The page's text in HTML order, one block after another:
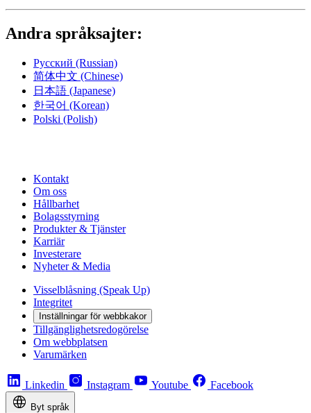
Andra språksajter:
Русский (Russian)
简体中文 (Chinese)
日本語 (Japanese)
한국어 (Korean)
Polski (Polish)
Kontakt
Om oss
Hållbarhet
Bolagsstyrning
Produkter & Tjänster
Karriär
Investerare
Nyheter & Media
Visselblåsning (Speak Up)
Integritet
Inställningar för webbkakor
Tillgänglighetsredogörelse
Om webbplatsen
Varumärken
Linkedin Instagram Youtube Facebook
Byt språk